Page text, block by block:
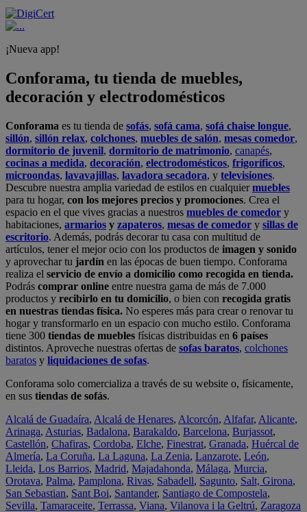
¡Nueva app!
Conforama, tu tienda de muebles,
decoración y electrodomésticos
Conforama es tu tienda de sofás, sofá cama, sofá chaise longue,
sillón, sillón relax, colchones, muebles de salón, mesas comedor,
dormitorio de juvenil, dormitorio de matrimonio, canapés,
cocinas a medida, decoración, electrodomésticos, frigoríficos,
microondas, lavavajillas, lavadora secadora, y televisiones.
Descubre nuestra amplia variedad de estilos en cualquiermuebles
para tu hogar, con los mejores precios y promociones. Crea el
espacio en el que vives gracias a nuestros muebles de comedor y
habitaciones, armarios y zapateros, mesas de comedor y sillas de
escritorio. Además, podrás decorar tu casa con multitud de
artículos, tener el mejor ocio con los productos de imagen y sonido
y aprovechar tu jardín en las épocas de buen tiempo. Conforama
realiza el servicio de envío a domicilio como recogida en tienda.
Podrás comprar online entre nuestra gama de más de 7.000
productos y recibirlo en tu domicilio, o bien con recogida gratis
en nuestras tiendas física. No esperes más para crear o renovar tu
hogar y transformarlo en un espacio con mucho estilo. Conforama
tiene 300 tiendas de muebles físicas distribuidas en 6 países
distintos. Aproveche nuestras ofertas de sofas baratos, colchones
baratos y liquidaciones de sofas.
Conforama solo comercializa a través de su website o, físicamente,
en sus tiendas de sofás.
Alcalá de Guadaíra, Alcalá de Henares, Alcorcón, Alfafar, Alicante,
Arinaga, Asturias, Badalona, Barakaldo, Barcelona, Burjassot,
Castellón, Chafiras, Cordoba, Elche, Finestrat, Granada, Huércal de
Almería, La Coruña, La Laguna, La Zenia, Lanzarote, León,
Lleida, Los Barrios, Madrid, Majadahonda, Málaga, Murcia,
Orotava, Palma, Pamplona, Rivas, Sabadell, Sagunto, Salt, Girona,
San Sebastian, Sant Boi, Santander, Santiago de Compostela,
Sevilla, Tamaraceite, Terrassa, Viana, Vilanova i la Geltrú, Zaragoza